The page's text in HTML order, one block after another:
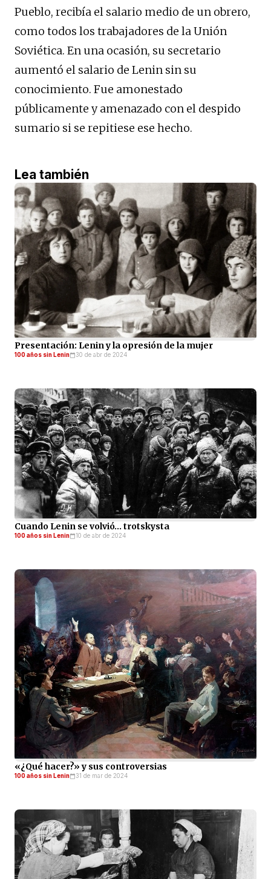
Pueblo, recibía el salario medio de un obrero,
como todos los trabajadores de la Unión
Soviética. En una ocasión, su secretario
aumentó el salario de Lenin sin su
conocimiento. Fue amonestado
públicamente y amenazado con el despido
sumario si se repitiese ese hecho.
Lea también
Presentación: Lenin y la opresión de la mujer
100 años sin Lenin 30 de abr de 2024
Cuando Lenin se volvió… trotskysta
100 años sin Lenin 10 de abr de 2024
«¿Qué hacer?» y sus controversias
100 años sin Lenin 31 de mar de 2024